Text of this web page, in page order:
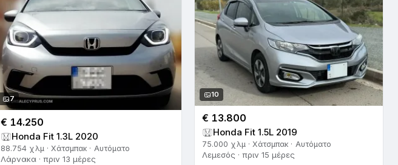
7
€ 14.250
Honda Fit 1.3L 2020
88.754 χλμ · Χάτσμπακ · Αυτόματο
Λάρνακα · πριν 13 μέρες
10
€ 13.800
Honda Fit 1.5L 2019
75.000 χλμ · Χάτσμπακ · Αυτόματο
Λεμεσός · πριν 15 μέρες